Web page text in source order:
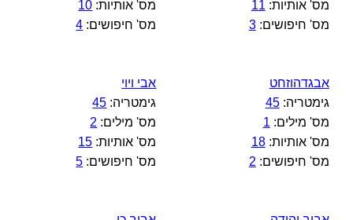
מס' אותיות: 11
מס' חיפושים:3
מס' אותיות: 10
מס' חיפושים: 4
אבגדהוזחט
גימטריה:45
מס' מילים: 1
מס' אותיות:18
מס' חיפושים: 2
אבי ויוי
גימטריה: 45
מס' מילים: 2
מס' אותיות: 15
מס' חיפושים: 5